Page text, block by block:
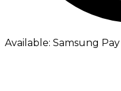
Available: Samsung Pay